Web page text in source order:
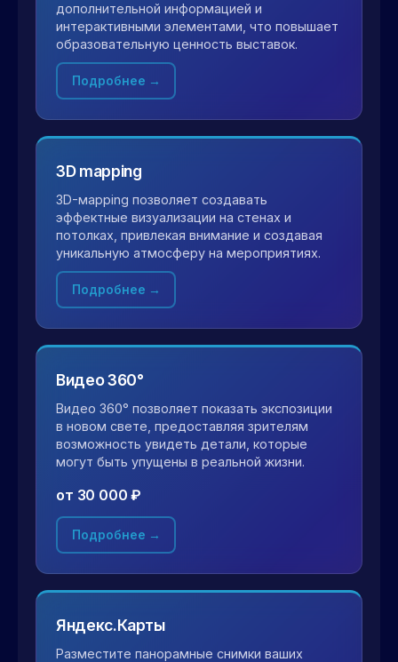
дополнительной информацией и
интерактивными элементами, что повышает
образовательную ценность выставок.
Подробнее →
3D mapping
3D-мapping позволяет создавать
эффектные визуализации на стенах и
потолках, привлекая внимание и создавая
уникальную атмосферу на мероприятиях.
Подробнее →
Видео 360°
Видео 360° позволяет показать экспозиции
в новом свете, предоставляя зрителям
возможность увидеть детали, которые
могут быть упущены в реальной жизни.
от 30 000 ₽
Подробнее →
Яндекс.Карты
Разместите панорамные снимки ваших